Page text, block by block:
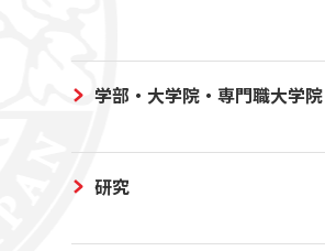
学部・大学院・専門職大学院
研究